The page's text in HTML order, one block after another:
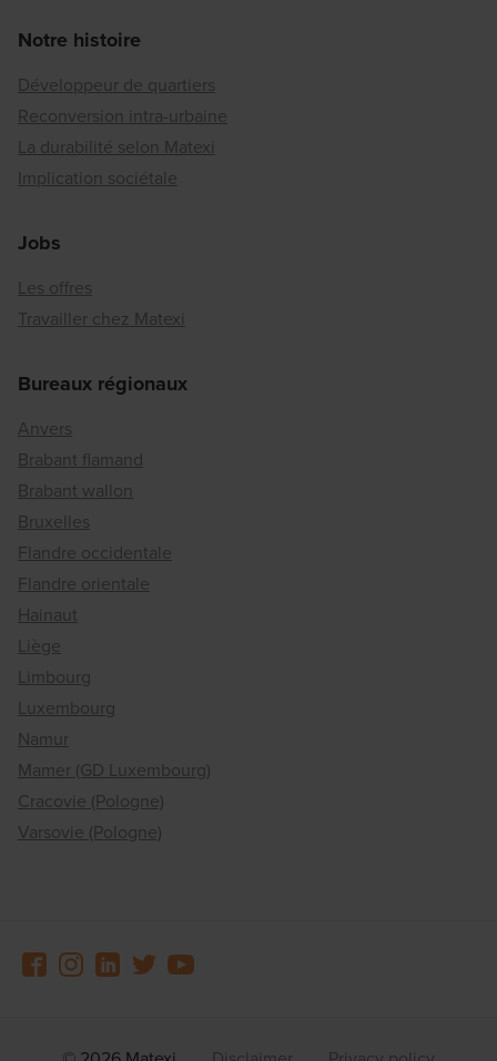
Notre histoire
Développeur de quartiers
Reconversion intra-urbaine
La durabilité selon Matexi
Implication sociétale
Jobs
Les offres
Travailler chez Matexi
Bureaux régionaux
Anvers
Brabant flamand
Brabant wallon
Bruxelles
Flandre occidentale
Flandre orientale
Hainaut
Liège
Limbourg
Luxembourg
Namur
Mamer (GD Luxembourg)
Cracovie (Pologne)
Varsovie (Pologne)